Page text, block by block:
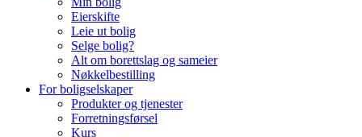
Eierskifte
Leie ut bolig
Selge bolig?
Alt om borettslag og sameier
Nøkkelbestilling
For boligselskaper
Produkter og tjenester
Forretningsførsel
Kurs